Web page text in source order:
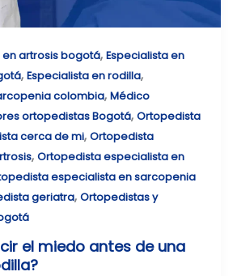
en artrosis bogotá, Especialista en
, Especialista en rodilla,
colombia, Médico
ortopedistas Bogotá, Ortopedista
cerca de mi, Ortopedista
, Ortopedista especialista en
especialista en sarcopenia
geriatra, Ortopedistas y
el miedo antes de una